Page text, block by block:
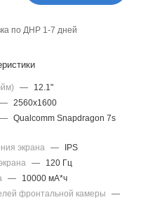
по ДНР 1-7 дней
—
12.1"
— 2560x1600
— Qualcomm Snapdragon 7s
экрана —
IPS
—
120 Гц
—
10000 мА*ч
фронтальной камеры
—